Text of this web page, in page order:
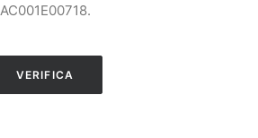
AC001E00718.
VERIFICA